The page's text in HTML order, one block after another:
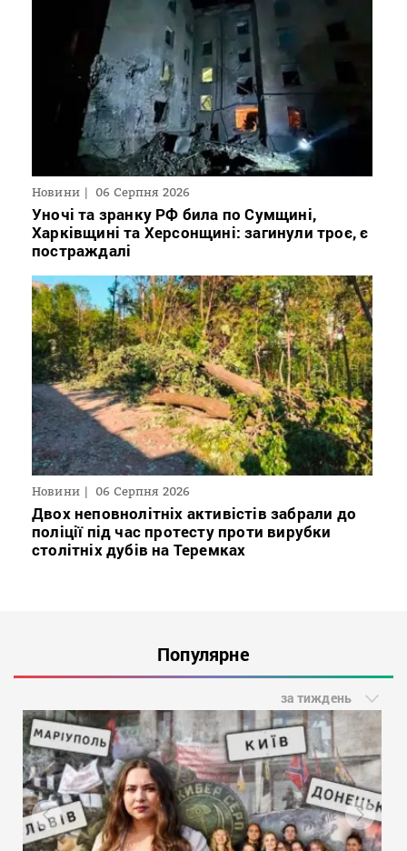
Новини 06 Серпня 2026
Уночі та зранку РФ била по Сумщині,
Харківщині та Херсонщині: загинули троє, є
постраждалі
Новини 06 Серпня 2026
Двох неповнолітніх активістів забрали до
поліції під час протесту проти вирубки
столітніх дубів на Теремках
Популярне
за тиждень